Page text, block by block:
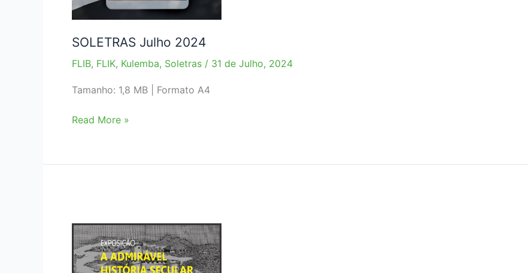
SOLETRAS Julho 2024
FLIB, FLIK, Kulemba, Soletras / 31 de Julho, 2024
Tamanho: 1,8 MB | Formato A4
SOLETRAS
Read More »